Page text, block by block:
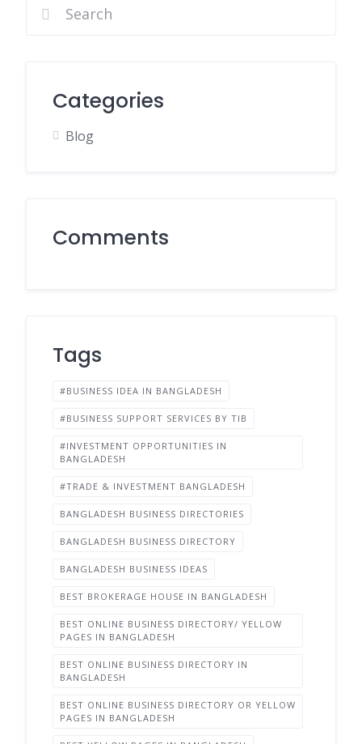
Categories
Blog
Comments
Tags
#BUSINESS IDEA IN BANGLADESH
#BUSINESS SUPPORT SERVICES BY TIB
#INVESTMENT OPPORTUNITIES IN
BANGLADESH
#TRADE & INVESTMENT BANGLADESH
BANGLADESH BUSINESS DIRECTORIES
BANGLADESH BUSINESS DIRECTORY
BANGLADESH BUSINESS IDEAS
BEST BROKERAGE HOUSE IN BANGLADESH
BEST ONLINE BUSINESS DIRECTORY/ YELLOW
PAGES IN BANGLADESH
BEST ONLINE BUSINESS DIRECTORY IN
BANGLADESH
BEST ONLINE BUSINESS DIRECTORY OR YELLOW
PAGES IN BANGLADESH